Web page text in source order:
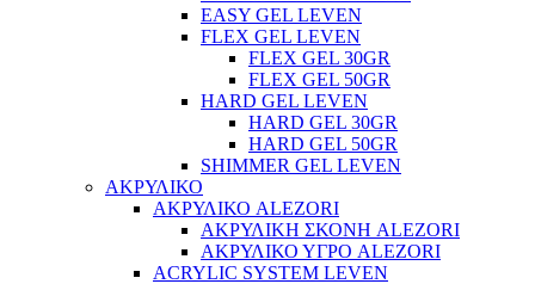
EASY GEL LEVEN
FLEX GEL LEVEN
FLEX GEL 30GR
FLEX GEL 50GR
HARD GEL LEVEN
HARD GEL 30GR
HARD GEL 50GR
SHIMMER GEL LEVEN
ΑΚΡΥΛΙΚΟ
ΑΚΡΥΛΙΚΟ ALEZORI
ΑΚΡΥΛΙΚΗ ΣΚΟΝΗ ALEZORI
ΑΚΡΥΛΙΚΟ ΥΓΡΟ ALEZORI
ACRYLIC SYSTEM LEVEN